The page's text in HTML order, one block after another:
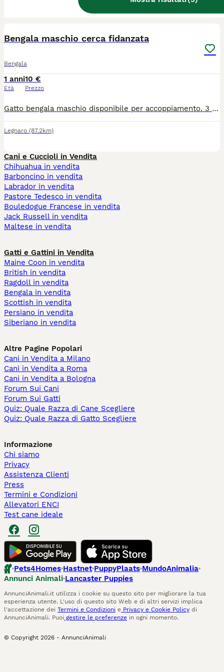
5
Bengala maschio cerca fidanzata
Bengala
1 anni
Età
10 €
Prezzo
Gatto bengala maschio disponibile per accoppiamento. 3 accoppiamenti già andati a buon fine. Test genetici , fiv e felv negativi. Vaccinazioni regolari. In salute. Carattere molto buono. Ama l’acqua. Abituato con altri animali e bambini. Sono disponibile a tenere la gatta da noi almeno una settimana così siamo sicuri che andrà a buon fine :) Accordi dopo conoscenza telefonica, no perditempo. Grazie
Legnaro (87.2km)
Cani e Cuccioli in Vendita
Chihuahua in vendita
Barboncino in vendita
Labrador in vendita
Pastore Tedesco in vendita
Bouledogue Francese in vendita
Jack Russell in vendita
Maltese in vendita
Gatti e Gattini in Vendita
Maine Coon in vendita
British in vendita
Ragdoll in vendita
Bengala in vendita
Scottish in vendita
Persiano in vendita
Siberiano in vendita
Altre Pagine Popolari
Cani in Vendita a Milano
Cani in Vendita a Roma
Cani in Vendita a Bologna
Forum Sui Cani
Forum Sui Gatti
Quiz: Quale Razza di Cane Scegliere
Quiz: Quale Razza di Gatto Scegliere
Informazione
Chi siamo
Privacy
Assistenza Clienti
Press
Termini e Condizioni
Allevatori ENCI
Test cane ideale
Pets4Homes Hastnet PuppyPlaats MundoAnimalia
Annunci Animali Lancaster Puppies
AnnunciAnimali.it utilizza i cookie su questo sito per migliorare la tua
esperienza utente. L'uso di questo sito Web e di altri servizi implica
l'accettazione dei Termini e Condizioni e Privacy e Cookie Policy di
AnnunciAnimali. Puoi gestire le preferenze in ogni momento.
© Copyright 2026 - AnnunciAnimali